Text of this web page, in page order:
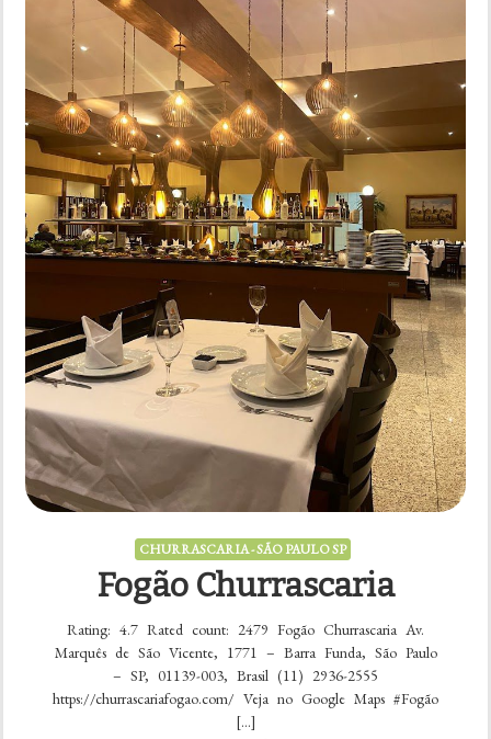
CHURRASCARIA - SÃO PAULO SP
Fogão Churrascaria
Rating: 4.7 Rated count: 2479 Fogão Churrascaria Av.
Marquês de São Vicente, 1771 – Barra Funda, São Paulo
– SP, 01139-003, Brasil (11) 2936-2555
https://churrascariafogao.com/ Veja no Google Maps #Fogão
[…]